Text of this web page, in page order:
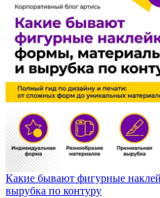
Какие бывают фигурные
вырубка по контуру